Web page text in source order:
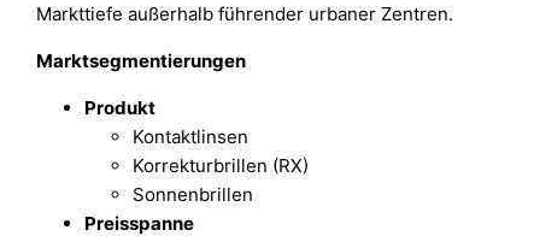
Markttiefe außerhalb führender urbaner Zentren.
Marktsegmentierungen
Produkt
Kontaktlinsen
Korrekturbrillen (RX)
Sonnenbrillen
Preisspanne